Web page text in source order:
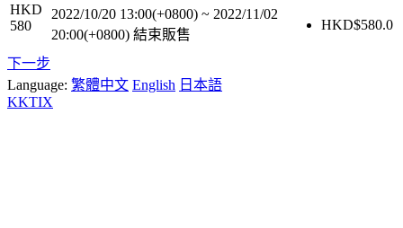
HKD
580
2022/10/20 13:00(+0800) ~ 2022/11/02
20:00(+0800) 結束販售
HKD$580.0
下一步
Language: 繁體中文 English 日本語
KKTIX